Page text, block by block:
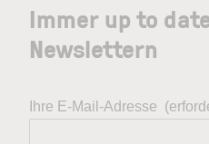
Immer up to
Newslettern
Ihre E-Mail-Adresse